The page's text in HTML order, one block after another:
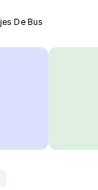
De Bus